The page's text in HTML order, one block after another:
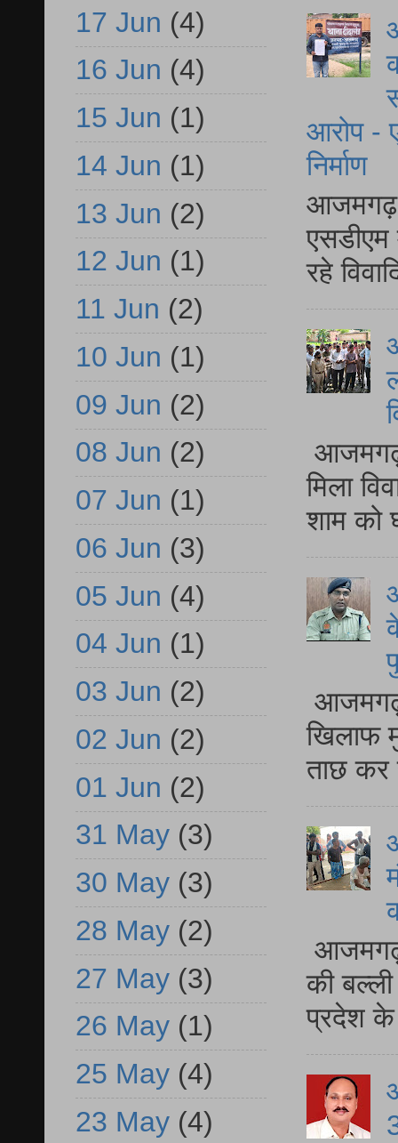
आरोप -
निर्माण
आजमगढ़
एसडीएम
रहे
आजमगढ़
मिला
शाम को
आजमगढ़
खिलाफ
ताछ कर
आजमगढ़
की
प्रदेश
17 Jun (4)
16 Jun (4)
15 Jun (1)
14 Jun (1)
13 Jun (2)
12 Jun (1)
11 Jun (2)
10 Jun (1)
09 Jun (2)
08 Jun (2)
07 Jun (1)
06 Jun (3)
05 Jun (4)
04 Jun (1)
03 Jun (2)
02 Jun (2)
01 Jun (2)
31 May (3)
30 May (3)
28 May (2)
27 May (3)
26 May (1)
25 May (4)
23 May (4)